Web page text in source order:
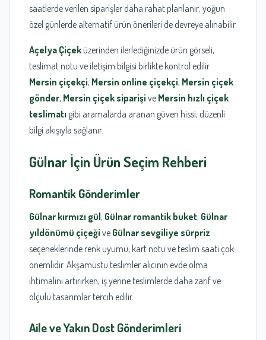
saatlerde verilen siparişler daha rahat planlanır; yoğun
özel günlerde alternatif ürün önerileri de devreye alınabilir.
Açelya Çiçek üzerinden ilerlediğinizde ürün görseli,
teslimat notu ve iletişim bilgisi birlikte kontrol edilir.
Mersin çiçekçi, Mersin online çiçekçi, Mersin çiçek
gönder, Mersin çiçek siparişi ve Mersin hızlı çiçek
teslimatı gibi aramalarda aranan güven hissi, düzenli
bilgi akışıyla sağlanır.
Gülnarİçin Ürün Seçim Rehberi
Romantik Gönderimler
Gülnar kırmızı gül, Gülnar romantik buket, Gülnar
yıldönümü çiçeği ve Gülnar sevgiliye sürpriz
seçeneklerinde renk uyumu, kart notu ve teslim saati çok
önemlidir. Akşamüstü teslimler alıcının evde olma
ihtimalini artırırken, iş yerine teslimlerde daha zarif ve
ölçülü tasarımlar tercih edilir.
Aile ve Yakın Dost Gönderimleri